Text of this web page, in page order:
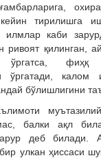
тирилишга
каби
ривоят қилинган,
ўргатади,
бўлишлигини
балки ақл
деб билади.
улкан ҳиссаси